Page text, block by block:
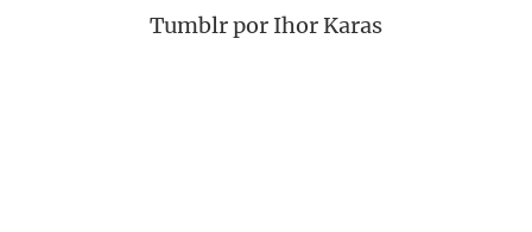
Tumblr por Ihor Karas